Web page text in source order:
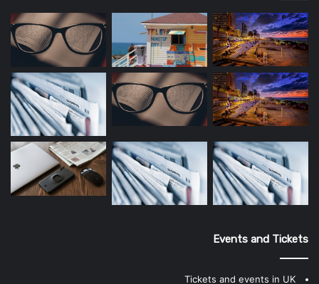
Events and Tickets
Tickets and events in UK